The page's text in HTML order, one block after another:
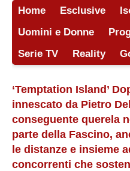
Home Esclusive
Uomini e Donne
Serie TV
Reality
‘Temptation Island’
innescato da Pietro
conseguente querela
parte della Fascino,
le distanze e insieme
concorrenti che